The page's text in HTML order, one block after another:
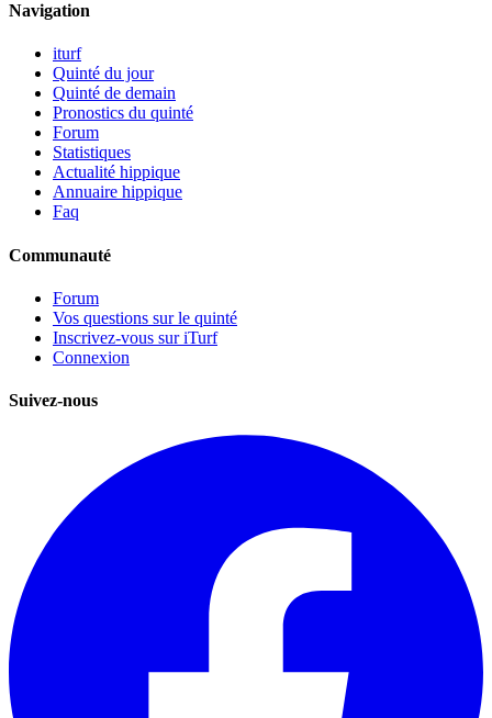
Navigation
iturf
Quinté du jour
Quinté de demain
Pronostics du quinté
Forum
Statistiques
Actualité hippique
Annuaire hippique
Faq
Communauté
Forum
Vos questions sur le quinté
Inscrivez-vous sur iTurf
Connexion
Suivez-nous